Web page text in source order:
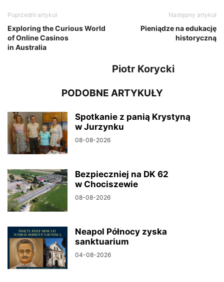
Poprzedni artykuł
Exploring the Curious World
of Online Casinos
in Australia
Następny artykuł
Pieniądze na edukację
historyczną
Piotr Korycki
PODOBNE ARTYKUŁY
Spotkanie z panią Krystyną
w Jurzynku
08-08-2026
Bezpieczniej na DK 62
w Chociszewie
08-08-2026
Neapol Północy zyska
sanktuarium
04-08-2026